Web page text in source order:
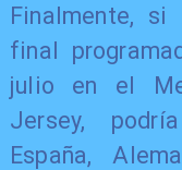
Finalmente,
final
julio en el
Jersey,
España,